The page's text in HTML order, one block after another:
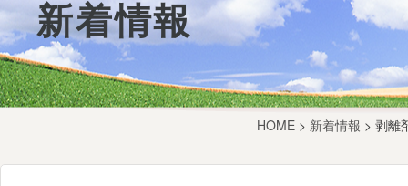
新着情報
HOME > 新着情報 > 剥離